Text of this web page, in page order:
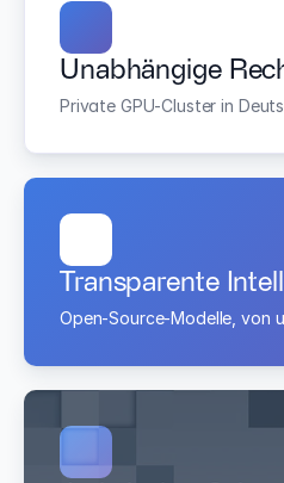
Unabhängige
Private GPU-Cluster in
Transparente
Open-Source-Modelle, von